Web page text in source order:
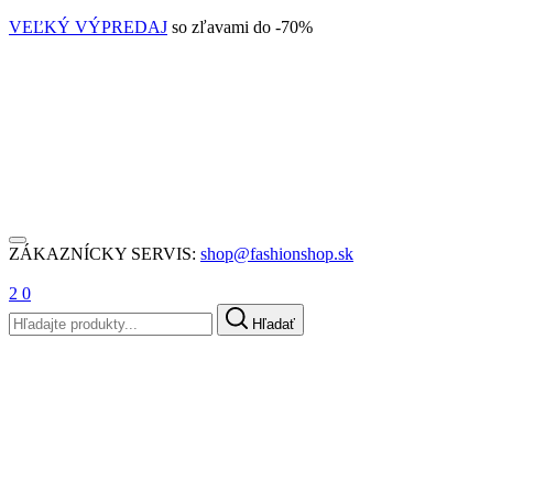
VEĽKÝ VÝPREDAJ so zľavami do -70%
ZÁKAZNÍCKY SERVIS: shop@fashionshop.sk
2 0
Hľadať